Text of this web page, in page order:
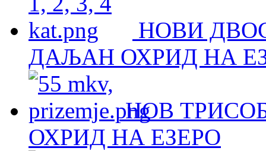
НОВИ
ДАЉАН ОХРИД НА
НОВ
ОХРИД НА ЕЗЕРО